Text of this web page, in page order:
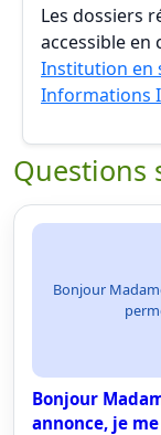
Les dossiers
accessible en
Institution en
Informations
Questions
Bonjour
Bonjour
annonce, je